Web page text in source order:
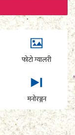
फोटो ग्यालरी
मनोरञ्जन